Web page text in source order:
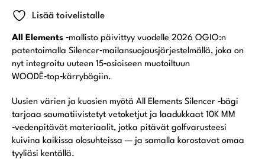
Lisää toivelistalle
All Elements ‑mallisto päivittyy vuodelle 2026 OGIO:n
patentoimalla Silencer‑mailansuojausjärjestelmällä, joka on
nyt integroitu uuteen 15‑osioiseen muotoiltuun
WOODĒ‑top‑kärrybägiin.
Uusien värien ja kuosien myötä All Elements Silencer ‑bägi
tarjoaa saumatiivistetyt vetoketjut ja laadukkaat 10K MM
‑vedenpitävät materiaalit, jotka pitävät golfvarusteesi
kuivina kaikissa olosuhteissa — ja samalla korostavat omaa
tyyliäsi kentällä.